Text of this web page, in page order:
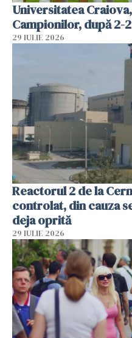
Universitatea
Campionilor, după 2-
29 IULIE 2026
Reactorul 2 de la
controlat, din cauza
deja oprită
29 IULIE 2026